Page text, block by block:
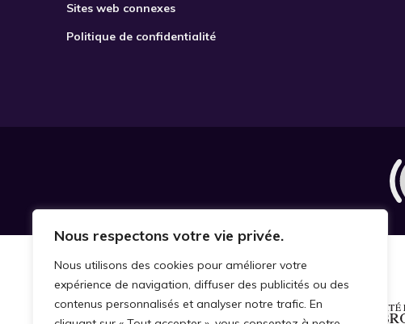
Nous respectons votre vie privée.
Nous utilisons des cookies pour améliorer votre
expérience de navigation, diffuser des publicités ou des
contenus personnalisés et analyser notre trafic. En
Sites web connexes
Politique de confidentialité